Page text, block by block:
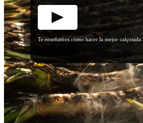
Te enseñamos cómo hacer la mejor calçotada